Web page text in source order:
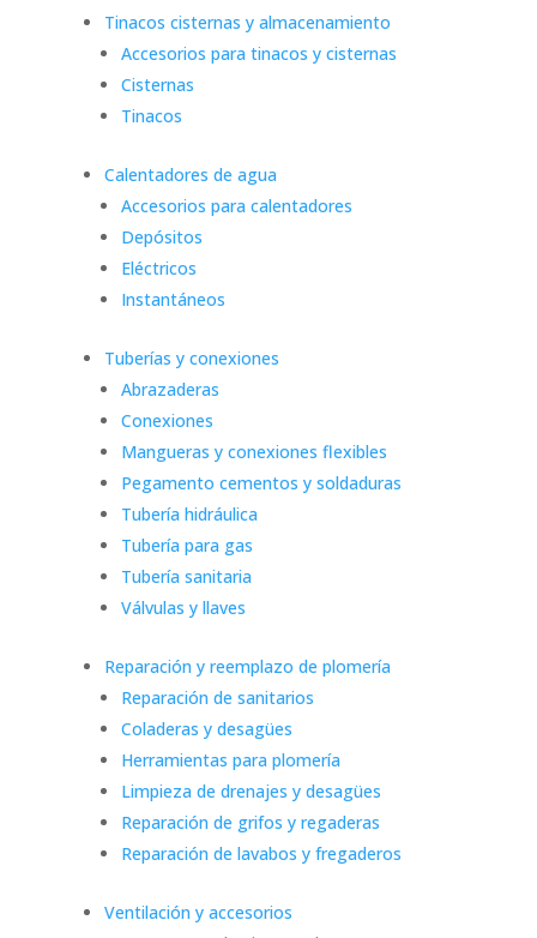
Tinacos cisternas y almacenamiento
Accesorios para tinacos y cisternas
Cisternas
Tinacos
Calentadores de agua
Accesorios para calentadores
Depósitos
Eléctricos
Instantáneos
Tuberías y conexiones
Abrazaderas
Conexiones
Mangueras y conexiones flexibles
Pegamento cementos y soldaduras
Tubería hidráulica
Tubería para gas
Tubería sanitaria
Válvulas y llaves
Reparación y reemplazo de plomería
Reparación de sanitarios
Coladeras y desagües
Herramientas para plomería
Limpieza de drenajes y desagües
Reparación de grifos y regaderas
Reparación de lavabos y fregaderos
Ventilación y accesorios